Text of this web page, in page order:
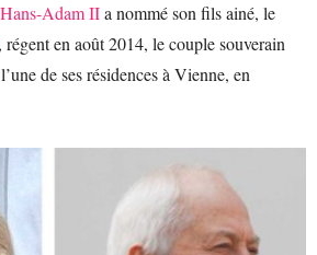
Adam IIa nommé son fils ainé, le
, régent en août 2014, le couple souverain
de ses résidences à Vienne, en